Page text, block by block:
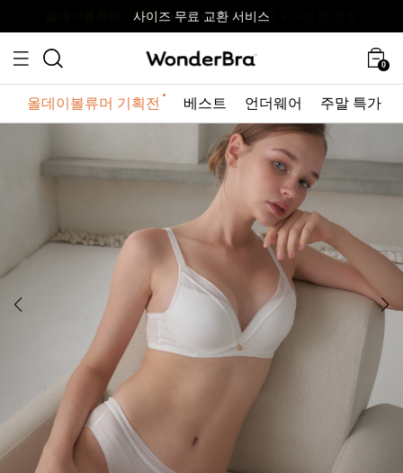
사이즈 무료 교환 서비스
올데이볼류머 기획전최대 10% 할인 쿠폰 + 사은품 증정
사이즈 무료 교환 서비스
올데이볼류머 기획전
0
올데이볼류머 기획전 베스트 언더웨어 주말 특가